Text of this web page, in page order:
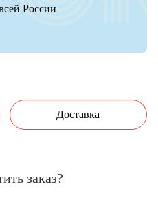
России
Доставка
заказ?